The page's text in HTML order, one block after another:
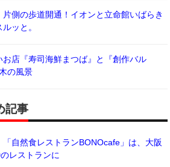
片側の歩道開通！イオンと立命館いばらき
ッと。
お店『寿司海鮮まつば』と『創作バル
の風景
記事
自然食レストランBONOcafe」は、大阪
レストランに